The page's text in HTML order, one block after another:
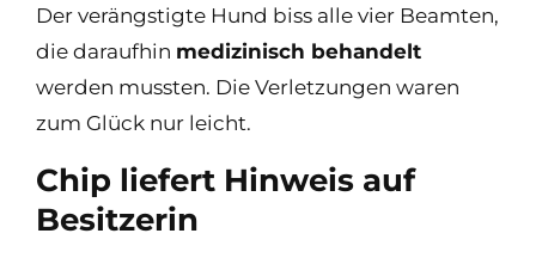
Der verängstigte Hund biss alle vier Beamten,
die daraufhin medizinisch behandelt
werden mussten. Die Verletzungen waren
zum Glück nur leicht.
Chip liefert Hinweis auf
Besitzerin